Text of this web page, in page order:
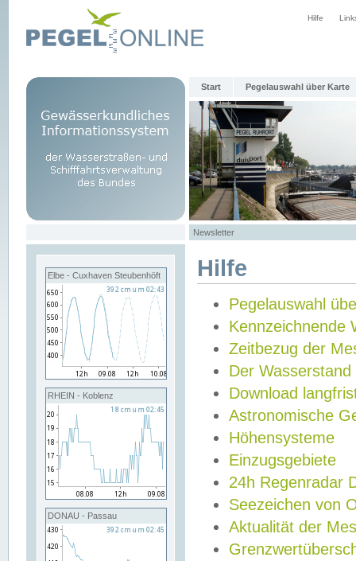
Hilfe
Start Pegelauswahl über Karte
Newsletter
Elbe - Cuxhaven Steubenhöft
RHEIN - Koblenz
DONAU - Passau
Hilfe
Pegelauswahl
Kennzeichnende
Zeitbezug der
Der Wasserstand
Download
Astronomische
Höhensysteme
Einzugsgebiete
24h Regenradar
Seezeichen von
Aktualität der